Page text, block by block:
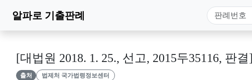
알파로 기출판례
[대법원 2018. 1. 25., 선고, 2015두35116, 판결]
출처 법제처 국가법령정보센터